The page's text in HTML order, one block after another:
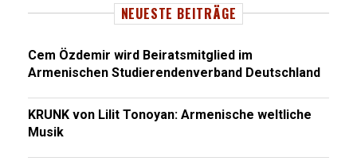
NEUESTE BEITRÄGE
Cem Özdemir wird Beiratsmitglied im
Armenischen Studierendenverband Deutschland
KRUNK von Lilit Tonoyan: Armenische weltliche
Musik